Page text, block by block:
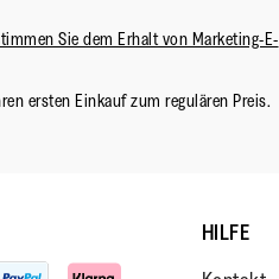
Sie dem Erhalt von Marketing-E-
ersten Einkauf zum regulären Preis.
HILFE